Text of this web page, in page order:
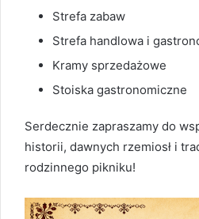
Strefa zabaw
Strefa handlowa i
Kramy sprzedażowe
Stoiska gastronomiczne
Serdecznie zapraszamy do
historii, dawnych rzemiosł i
rodzinnego pikniku!